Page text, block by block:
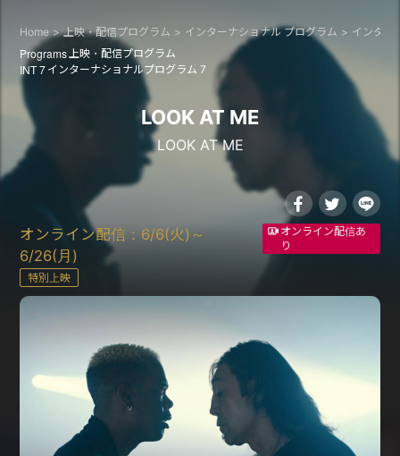
Home 上映・配信プログラム インターナショナル プログラム インター
Programs上映・配信プログラム
INT 7 インターナショナルプログラム 7
LOOK AT ME
LOOK AT ME
オンライン配信：6/6(火)～
6/26(月)
特別上映
オンライン配信あ
り